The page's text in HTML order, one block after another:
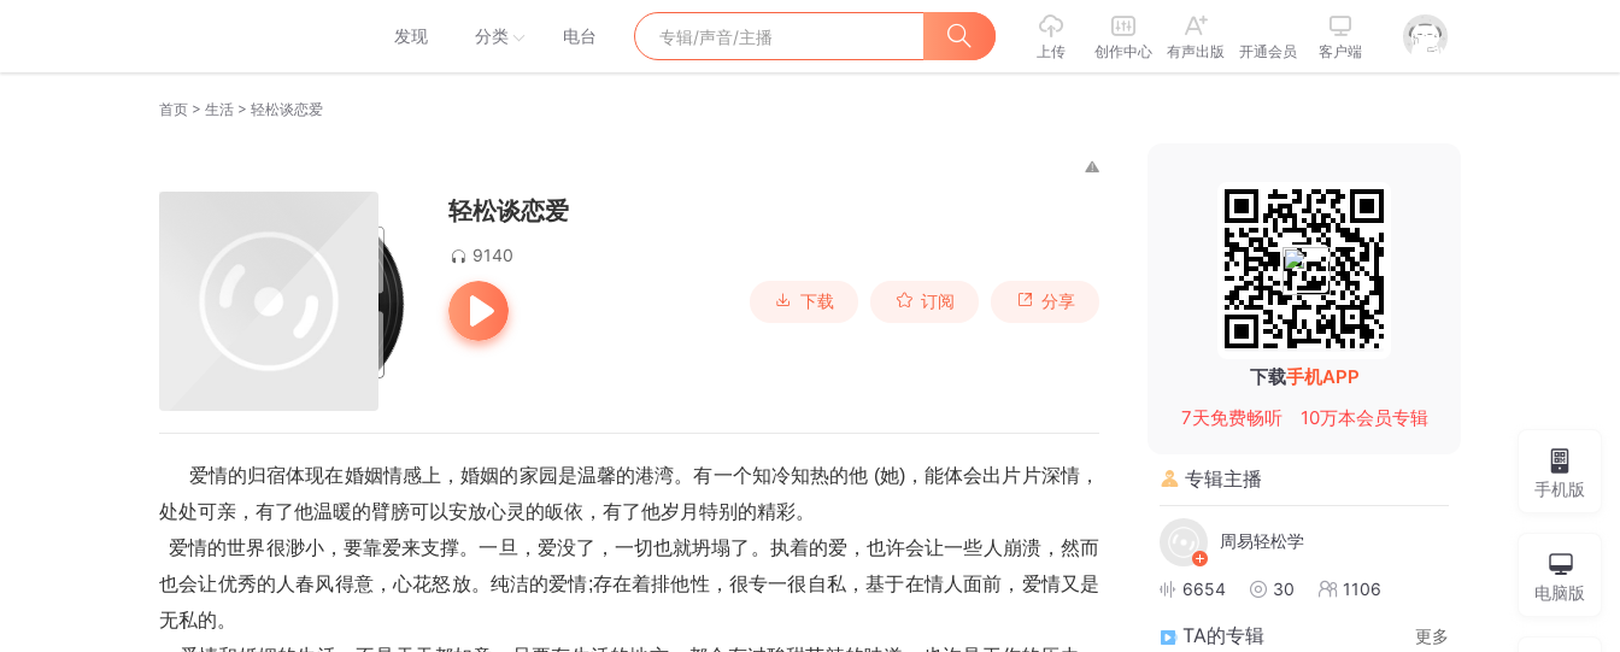
发现 分类 电台
上传 创作中心 有声出版 开通会员 客户端
首页 > 生活 > 轻松谈恋爱
轻松谈恋爱
9140
下载 订阅 分享
处处可亲，有了他温暖的臂膀可以安放心灵的皈依，有了他岁月特别的精彩。
也会让优秀的人春风得意，心花怒放。纯洁的爱情;存在着排他性，很专一很自私，基于在情人面前，爱情又是
无私的。
下载手机APP
7天免费畅听
10万本会员专辑
专辑主播
周易轻松学
6654 30 1106
TA的专辑 更多
手机版
电脑版